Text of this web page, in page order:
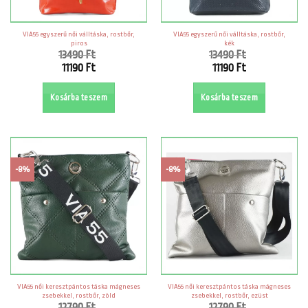
VIA55 egyszerű női válltáska, rostbőr,
piros
13490Ft
Original
13490 Ft.
11190 Ft
Current
price
is:
11190 Ft.
Kosárba teszem
VIA55 egyszerű női válltáska, rostbőr,
kék
13490Ft
Original
13490 Ft.
11190 Ft
Current
price
is:
11190 Ft.
Kosárba teszem
-8%
VIA55 női keresztpántos táska mágneses
zsebekkel, rostbőr, zöld
-8%
VIA55 női keresztpántos táska mágneses
zsebekkel, rostbőr, ezüst